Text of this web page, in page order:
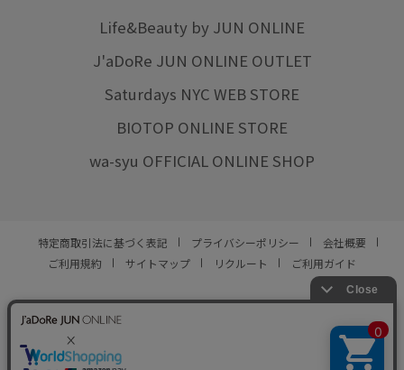
Life&Beauty by JUN ONLINE
J'aDoRe JUN ONLINE OUTLET
Saturdays NYC WEB STORE
BIOTOP ONLINE STORE
wa-syu OFFICIAL ONLINE SHOP
特定商取引法に基づく表記 プライバシーポリシー
会社概要
ご利用規約
サイトマップ リクルート ご利用ガイド
© JUN CO.,LTD. ALL RIGHTS RESERVED.